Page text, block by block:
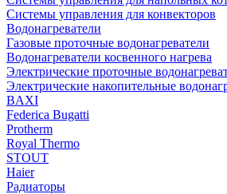
Системы управления для конвекторов
Водонагреватели
Газовые проточные водонагреватели
Водонагреватели косвенного нагрева
Электрические проточные
Электрические накопительные
BAXI
Federica Bugatti
Protherm
Royal Thermo
STOUT
Haier
Радиаторы